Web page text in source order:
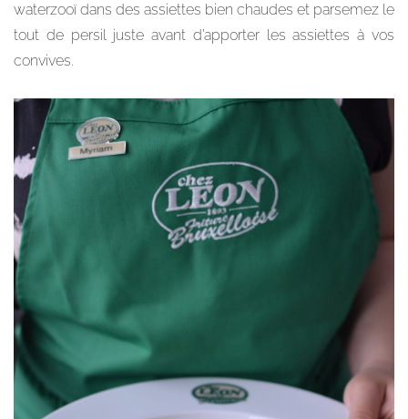
waterzooï dans des assiettes bien chaudes et parsemez le
tout de persil juste avant d’apporter les assiettes à vos
convives.